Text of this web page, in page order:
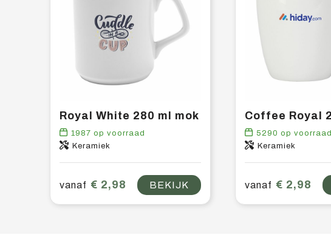
Royal White 280 ml mok
1987 op voorraad
Keramiek
vanaf € 2,98 BEKIJK
5290 op voorraad
Keramiek
vanaf € 2,98